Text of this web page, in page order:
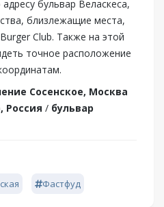
бульвар Веласкеса,
близлежащие места,
Club. Также на этой
точное расположение
Сосенское, Москва
Россия / бульвар
Фастфуд